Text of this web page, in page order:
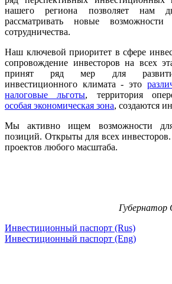
нашего региона позволяет нам
рассматривать новые возможности
сотрудничества.
Наш ключевой приоритет в сфере
сопровождение инвесторов на всех
принят ряд мер для развития
инвестиционного климата - это
налоговые льготы, территория
особая экономическая зона, создаются
Мы активно ищем возможности
позиций. Открыты для всех
проектов любого масштаба.
Губернатор
Инвестиционный паспорт (Rus)
Инвестиционный паспорт (Eng)